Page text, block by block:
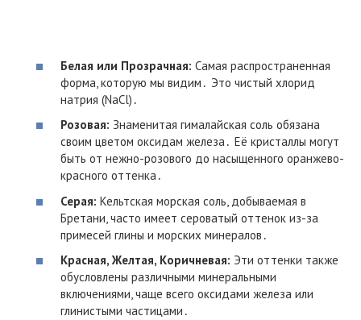
Белая или Прозрачная: Самая распространенная
форма, которую мы видим․ Это чистый хлорид
натрия (NaCl)․
Розовая: Знаменитая гималайская соль обязана
своим цветом оксидам железа․ Её кристаллы могут
быть от нежно-розового до насыщенного оранжево-
красного оттенка․
Серая: Кельтская морская соль, добываемая в
Бретани, часто имеет сероватый оттенок из-за
примесей глины и морских минералов․
Красная, Желтая, Коричневая: Эти оттенки также
обусловлены различными минеральными
включениями, чаще всего оксидами железа или
глинистыми частицами․